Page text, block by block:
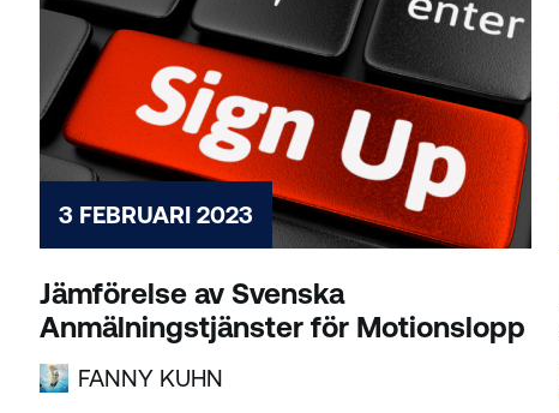
3 FEBRUARI 2023
Jämförelse av Svenska
Anmälningstjänster för Motionslopp
FANNY KUHN